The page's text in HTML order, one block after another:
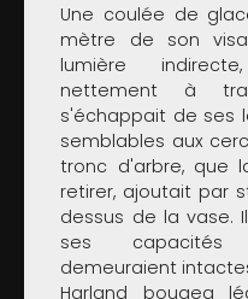
Une coulée de
mètre de son
lumière
nettement à
s'échappait de ses
semblables aux
tronc d'arbre, que
retirer, ajoutait par
dessus de la vase.
ses capacités
demeuraient
Harland bougea